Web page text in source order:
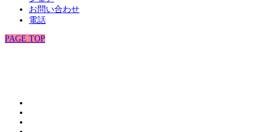
お問い合わせ
電話
PAGE TOP